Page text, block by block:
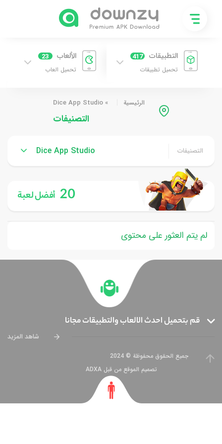
التطبيقات 417
تحميل تطبيقات
الألعاب 23
تحميل العاب
الرئيسية »
Dice App Studio
التصنيفات
التصنيفات Dice App Studio
20 أفضل لعبة
لم يتم العثور على محتوى
قم بتحميل احدث الالعاب والتطبيقات مجانا
شاهد المزيد
جميع الحقوق محفوظة © 2024
تصميم الموقع من قبل ADXA